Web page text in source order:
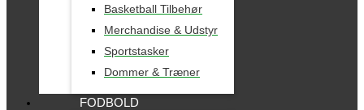
Basketball Tilbehør
Merchandise & Udstyr
Sportstasker
Dommer & Træner
FODBOLD